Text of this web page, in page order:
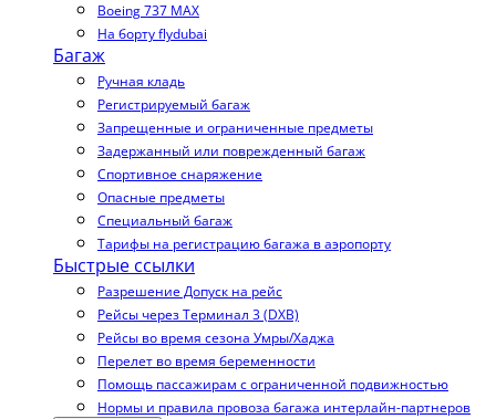
Boeing 737 MAX
На борту flydubai
Багаж
Ручная кладь
Регистрируемый багаж
Запрещенные и ограниченные предметы
Задержанный или поврежденный багаж
Спортивное снаряжение
Опасные предметы
Специальный багаж
Тарифы на регистрацию багажа в аэропорту
Быстрые ссылки
Разрешение Допуск на рейс
Рейсы через Терминал 3 (DXB)
Рейсы во время сезона Умры/Хаджа
Перелет во время беременности
Помощь пассажирам с ограниченной подвижностью
Нормы и правила провоза багажа интерлайн-партнеров